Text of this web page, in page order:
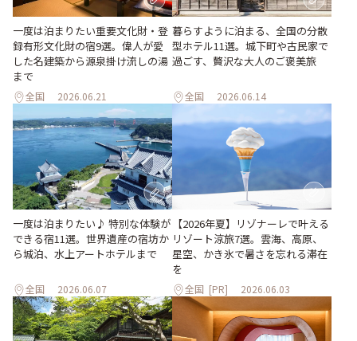
一度は泊まりたい重要文化財・登
録有形文化財の宿9選。偉人が愛
した名建築から源泉掛け流しの湯
まで
全国 2026.06.21
暮らすように泊まる、全国の分散
型ホテル11選。城下町や古民家で
過ごす、贅沢な大人のご褒美旅
全国 2026.06.14
一度は泊まりたい♪ 特別な体験が
できる宿11選。世界遺産の宿坊か
ら城泊、水上アートホテルまで
全国 2026.06.07
【2026年夏】リゾナーレで叶える
リゾート涼旅7選。雲海、高原、
星空、かき氷で暑さを忘れる滞在
を
全国 [PR] 2026.06.03